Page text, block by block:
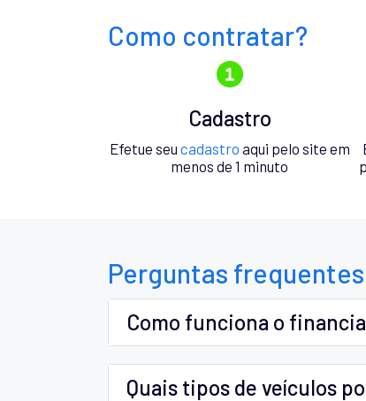
Como contratar?
Cadastro
Efetue seu cadastro aqui pelo site em
menos de 1 minuto
Perguntas frequentes
Como funciona o
Quais tipos de veículos